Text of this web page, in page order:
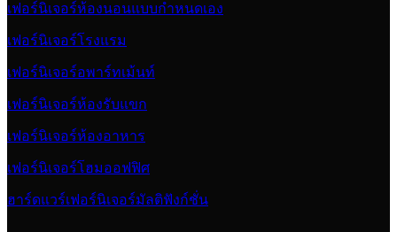
เฟอร์นิเจอร์ห้องนอนแบบกำหนดเอง
เฟอร์นิเจอร์โรงแรม
เฟอร์นิเจอร์อพาร์ทเม้นท์
เฟอร์นิเจอร์ห้องรับแขก
เฟอร์นิเจอร์ห้องอาหาร
เฟอร์นิเจอร์โฮมออฟฟิศ
ฮาร์ดแวร์เฟอร์นิเจอร์มัลติฟังก์ชั่น